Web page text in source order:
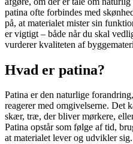
patina ofte forbindes med
på, at materialet mister sin
er vigtigt – både når du skal
vurderer kvaliteten af
Hvad er patina?
Patina er den naturlige
reagerer med omgivelserne. Det
skær, træ, der bliver mørkere,
Patina opstår som følge af tid,
at materialet lever og udvikler sig.